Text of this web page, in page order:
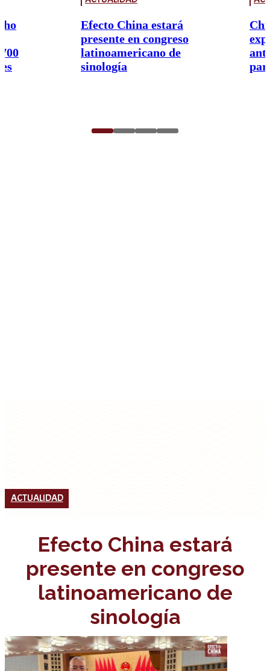
Efecto China estará
presente en congreso
latinoamericano de
sinología
ACTUALIDAD
Efecto China estará
presente en congreso
latinoamericano de
sinología